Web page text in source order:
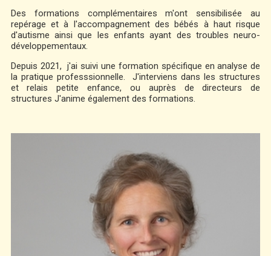
Des formations complémentaires m'ont sensibilisée au
repérage et à l'accompagnement des bébés à haut risque
d'autisme ainsi que les enfants ayant des troubles neuro-
développementaux.
Depuis 2021, j'ai suivi une formation spécifique en analyse de
la pratique professsionnelle. J'interviens dans les structures
et relais petite enfance, ou auprès de directeurs de
structures J'anime également des formations.